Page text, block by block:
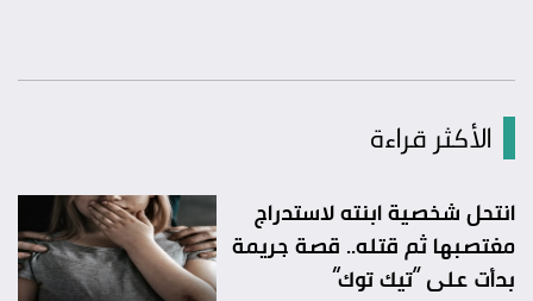
الأكثر قراءة
انتحل شخصية ابنته لاستدراج
مغتصبها ثم قتله.. قصة جريمة
بدأت على “تيك توك”